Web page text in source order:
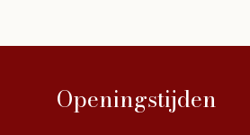
Openingstijden